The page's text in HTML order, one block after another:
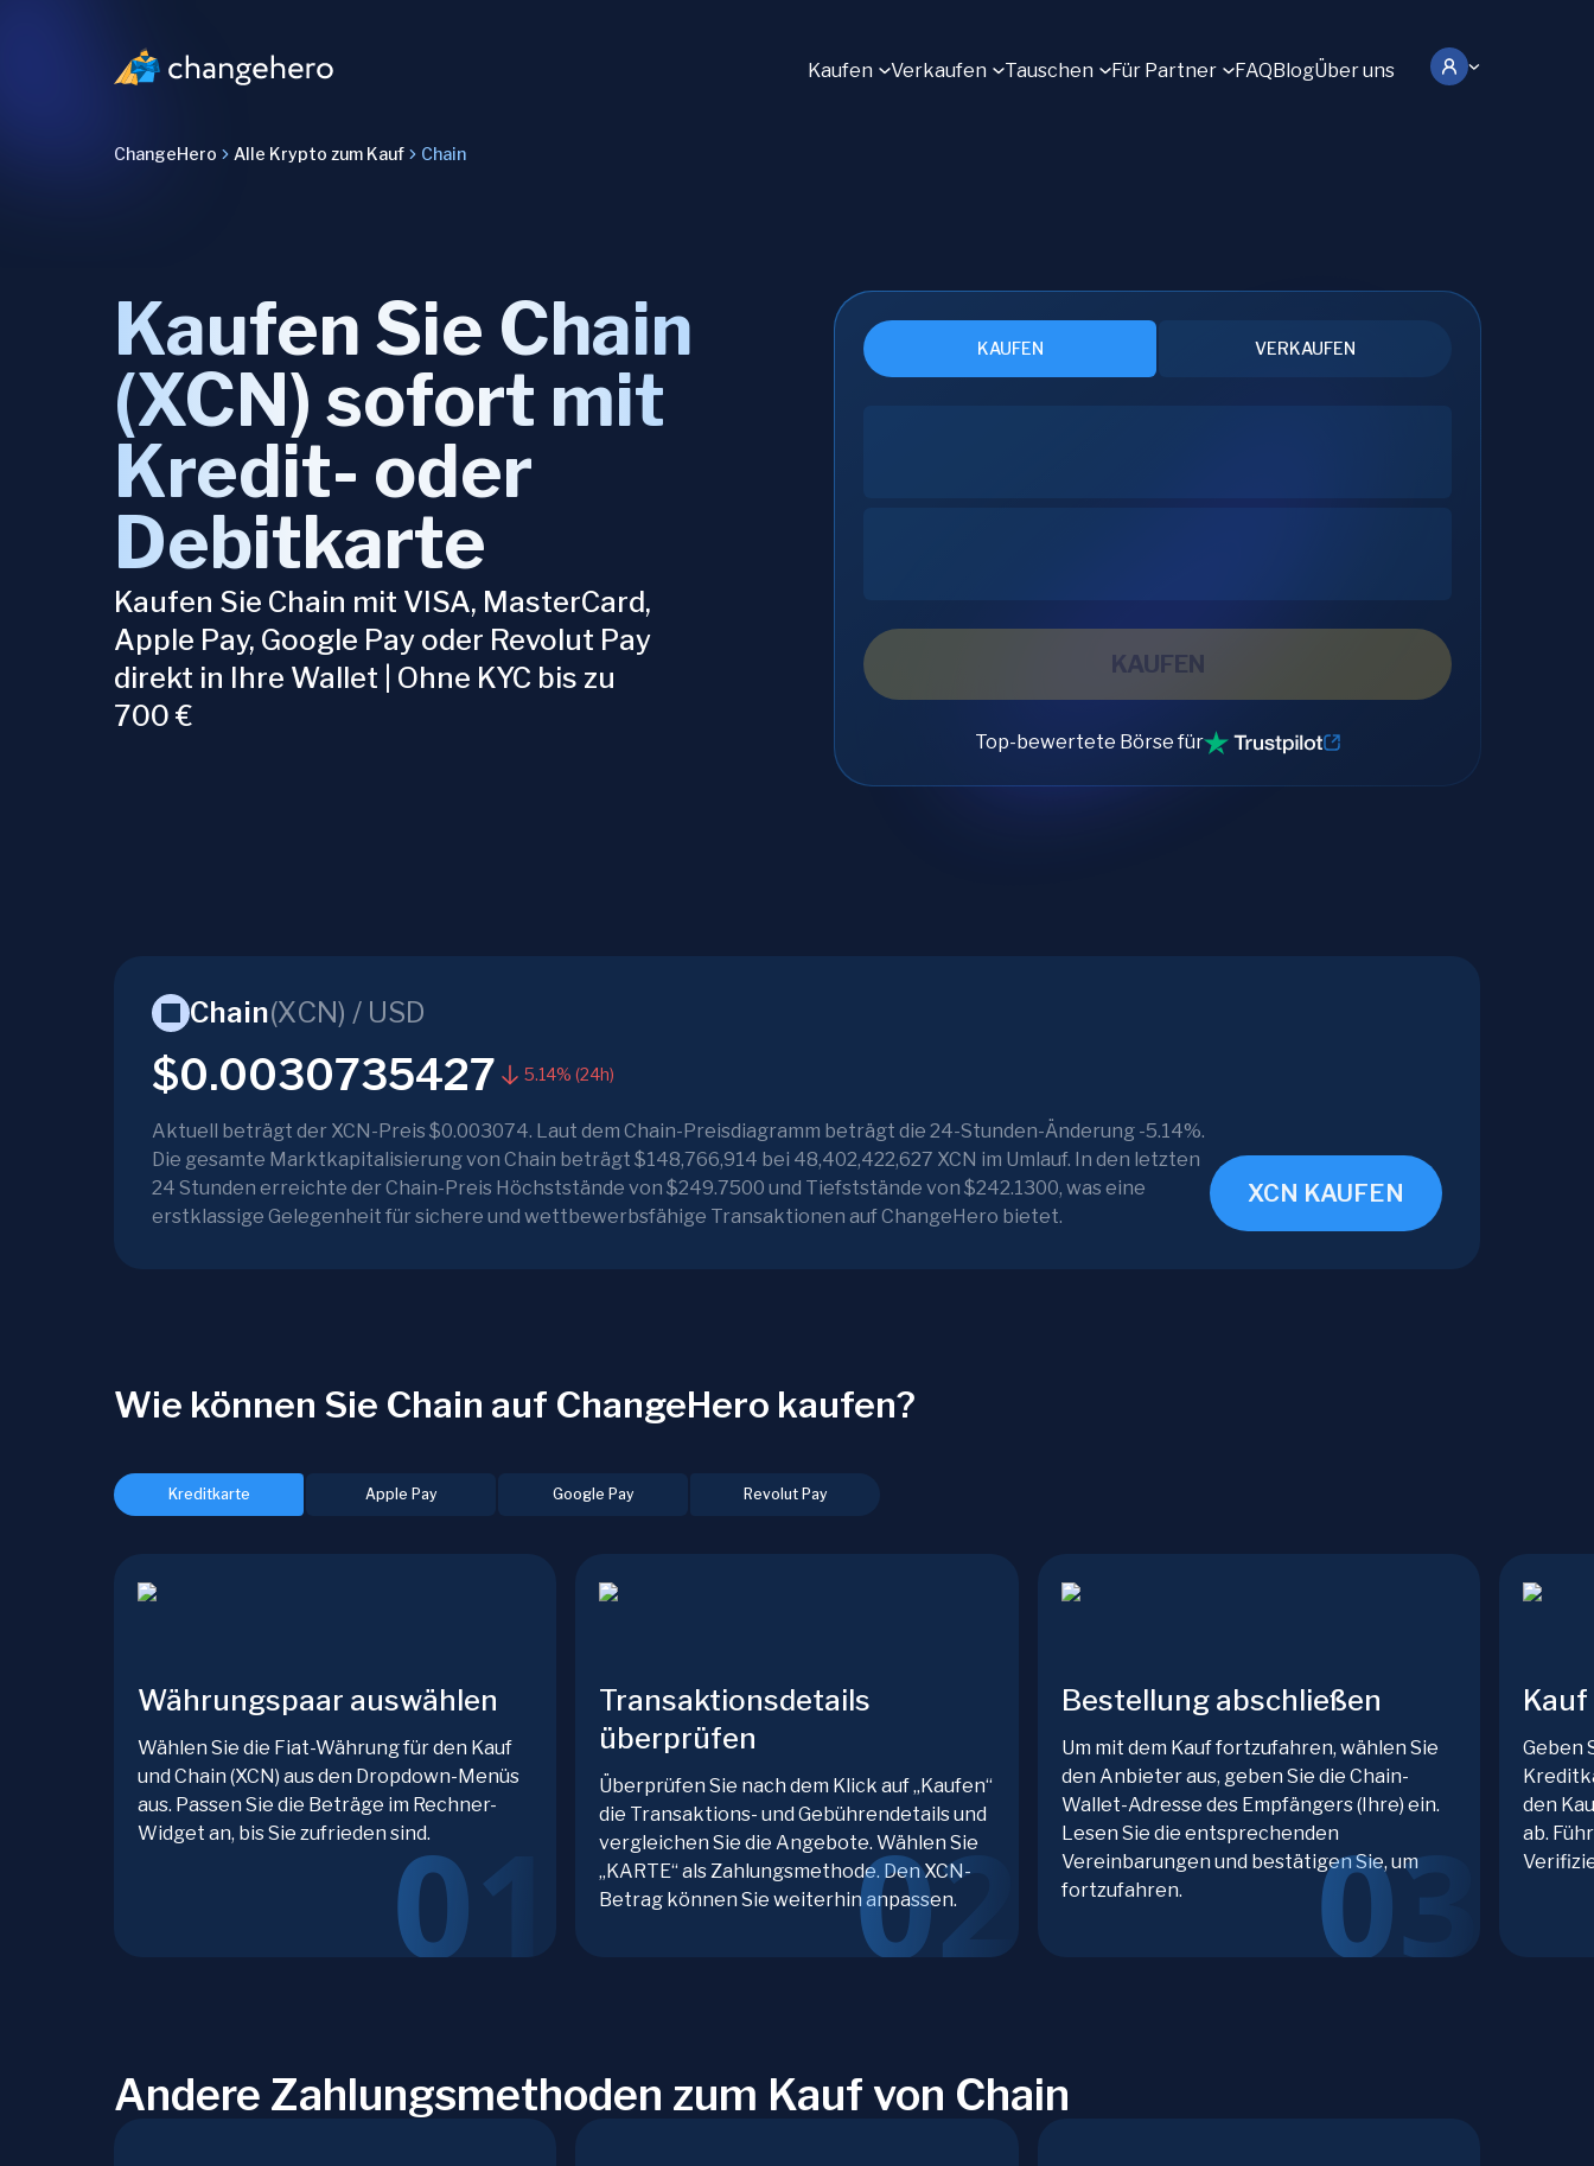
Kaufen Verkaufen Tauschen Für Partner FAQBlogÜber uns
ChangeHero Alle Krypto zum Kauf Chain
Kaufen Sie Chain
(XCN) sofort mit
Kredit- oder
Debitkarte
Kaufen Sie Chain mit VISA, MasterCard,
Apple Pay, Google Pay oder Revolut Pay
direkt in Ihre Wallet | Ohne KYC bis zu
700 €
KAUFEN VERKAUFEN
KAUFEN
Top-bewertete Börse für
Chain(XCN) / USD
$0.0030735427 5.14% (24h)
Aktuell beträgt der XCN-Preis $0.003074. Laut dem Chain-Preisdiagramm beträgt die 24-Stunden-Änderung -5.14%.
Die gesamte Marktkapitalisierung von Chain beträgt $148,766,914 bei 48,402,422,627 XCN im Umlauf. In den letzten
24 Stunden erreichte der Chain-Preis Höchststände von $249.7500 und Tiefststände von $242.1300, was eine
erstklassige Gelegenheit für sichere und wettbewerbsfähige Transaktionen auf ChangeHero bietet.
XCN KAUFEN
Wie können Sie Chain auf ChangeHero kaufen?
Kreditkarte Apple Pay Google Pay Revolut Pay
Währungspaar auswählen
Wählen Sie die Fiat-Währung für den Kauf
und Chain (XCN) aus den Dropdown-Menüs
aus. Passen Sie die Beträge im Rechner-
Widget an, bis Sie zufrieden sind.
Transaktionsdetails
überprüfen
Überprüfen Sie nach dem Klick auf „Kaufen“
die Transaktions- und Gebührendetails und
vergleichen Sie die Angebote. Wählen Sie
„KARTE“ als Zahlungsmethode. Den XCN-
Betrag können Sie weiterhin anpassen.
Bestellung abschließen
Um mit dem Kauf fortzufahren, wählen Sie
den Anbieter aus, geben Sie die Chain-
Wallet-Adresse des Empfängers (Ihre) ein.
Lesen Sie die entsprechenden
Vereinbarungen und bestätigen Sie, um
fortzufahren.
Geben
den
ab.
Andere Zahlungsmethoden zum Kauf von Chain